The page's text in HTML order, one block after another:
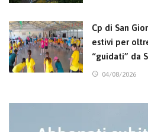
Cp di San
estivi per
“guidati” da
04/08/2026